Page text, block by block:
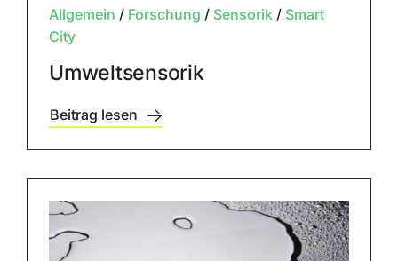
Allgemein / Forschung / Sensorik/ Smart
City
Umweltsensorik
Beitrag lesen